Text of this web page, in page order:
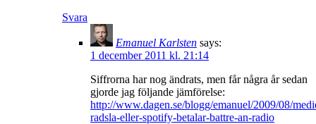
Svara
Emanuel Karlsten says:
1 december 2011 kl. 21:14
Siffrorna har nog ändrats, men får några år sedan
gjorde jag följande jämförelse:
http://www.dagen.se/blogg/emanuel/2009/08/
radsla-eller-spotify-betalar-battre-an-radio